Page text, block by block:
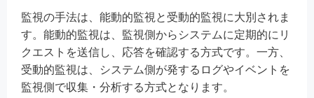
監視の手法は、能動的監視と受動的監視に大別されま
す。能動的監視は、監視側からシステムに定期的にリ
クエストを送信し、応答を確認する方式です。一方、
受動的監視は、システム側が発するログやイベントを
監視側で収集・分析する方式となります。